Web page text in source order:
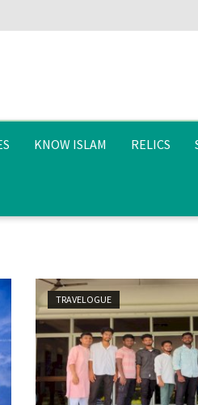
KNOW ISLAM RELICS
TRAVELOGUE